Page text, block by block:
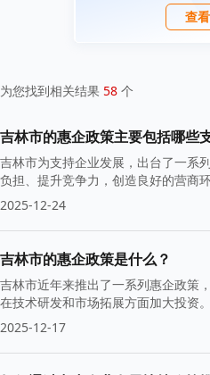
查
为您找到相关结果 58 个
吉林市的惠企政策主要包括哪些
吉林市为支持企业发展，出台了一系
负担、提升竞争力，创造良好的营商
2025-12-24
吉林市的惠企政策是什么？
吉林市近年来推出了一系列惠企政策
在技术研发和市场拓展方面加大投资
2025-12-17